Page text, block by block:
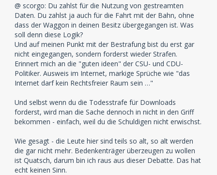
@ scorgo: Du zahlst für die Nutzung von gestreamten
Daten. Du zahlst ja auch für die Fahrt mit der Bahn, ohne
dass der Waggon in deinen Besitz übergegangen ist. Was
soll denn diese Logik?
Und auf meinen Punkt mit der Bestrafung bist du erst gar
nicht eingegangen, sondern forderst wieder Strafen.
Erinnert mich an die "guten ideen" der CSU- und CDU-
Politiker. Ausweis im Internet, markige Sprüche wie "das
Internet darf kein Rechtsfreier Raum sein …"
Und selbst wenn du die Todesstrafe für Downloads
forderst, wird man die Sache dennoch in nicht in den Griff
bekommen - einfach, weil du die Schuldigen nicht erwischst.
Wie gesagt - die Leute hier sind teils so alt, so alt werden
die gar nicht mehr. Bedenkenträger überzeugen zu wollen
ist Quatsch, darum bin ich raus aus dieser Debatte. Das hat
echt keinen Sinn.